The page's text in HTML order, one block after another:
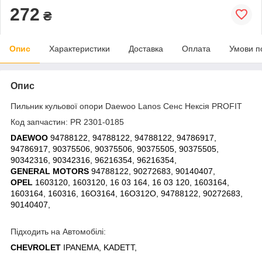
272 ₴
Опис Характеристики Доставка Оплата Умови
Опис
Пильник кульової опори Daewoo Lanos Сенс Нексія PROFIT
Код запчастин: PR 2301-0185
DAEWOO 94788122, 94788122, 94788122, 94786917,
94786917, 90375506, 90375506, 90375505, 90375505,
90342316, 90342316, 96216354, 96216354,
GENERAL MOTORS 94788122, 90272683, 90140407,
OPEL 1603120, 1603120, 16 03 164, 16 03 120, 1603164,
1603164, 160316, 16O3164, 16O312O, 94788122, 90272683,
90140407,
Підходить на Автомобілі:
CHEVROLET IPANEMA, KADETT,